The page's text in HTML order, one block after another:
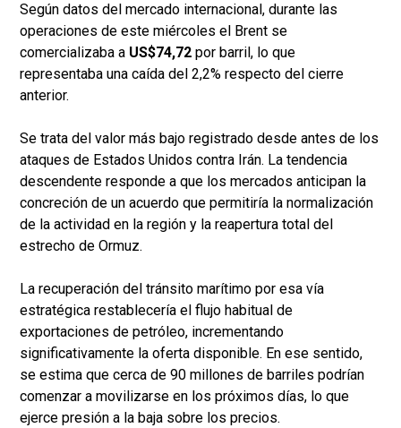
Según datos del mercado internacional, durante las
operaciones de este miércoles el Brent se
comercializaba a US$74,72 por barril, lo que
representaba una caída del 2,2% respecto del cierre
anterior.
Se trata del valor más bajo registrado desde antes de los
ataques de Estados Unidos contra Irán. La tendencia
descendente responde a que los mercados anticipan la
concreción de un acuerdo que permitiría la normalización
de la actividad en la región y la reapertura total del
estrecho de Ormuz.
La recuperación del tránsito marítimo por esa vía
estratégica restablecería el flujo habitual de
exportaciones de petróleo, incrementando
significativamente la oferta disponible. En ese sentido,
se estima que cerca de 90 millones de barriles podrían
comenzar a movilizarse en los próximos días, lo que
ejerce presión a la baja sobre los precios.